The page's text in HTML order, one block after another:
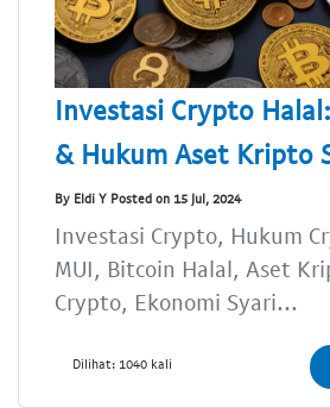
Investasi Crypto
& Hukum Aset Kripto
By Eldi Y Posted on 15 Jul, 2024
Investasi Crypto, Hukum
MUI, Bitcoin Halal, Aset
Crypto, Ekonomi Syari...
Dilihat: 1040 kali